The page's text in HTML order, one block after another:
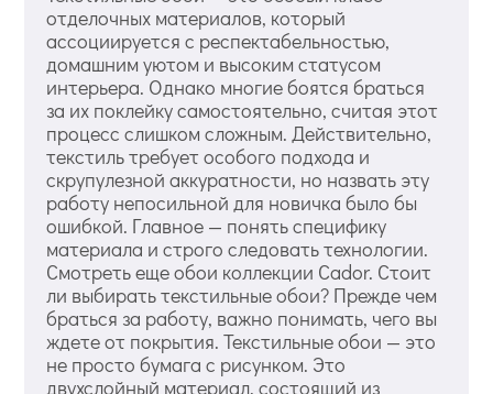
отделочных материалов, который
ассоциируется с респектабельностью,
домашним уютом и высоким статусом
интерьера. Однако многие боятся браться
за их поклейку самостоятельно, считая этот
процесс слишком сложным. Действительно,
текстиль требует особого подхода и
скрупулезной аккуратности, но назвать эту
работу непосильной для новичка было бы
ошибкой. Главное — понять специфику
материала и строго следовать технологии.
Смотреть еще обои коллекции Cador. Стоит
ли выбирать текстильные обои? Прежде чем
браться за работу, важно понимать, чего вы
ждете от покрытия. Текстильные обои — это
не просто бумага с рисунком. Это
двухслойный материал, состоящий из